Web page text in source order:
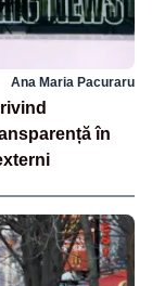
Ana Maria Pacuraru
în